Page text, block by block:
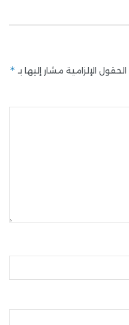
الحقول الإلزامية مشار إليها بـ *